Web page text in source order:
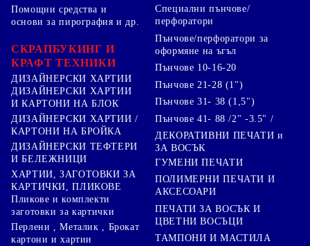
Помощни средства и
основи за пирография и др.
СКРАПБУКИНГ И
КРАФТ ТЕХНИКИ
ДИЗАЙНЕРСКИ ХАРТИИ
ДИЗАЙНЕРСКИ ХАРТИИ
И КАРТОНИ НА БЛОК
ДИЗАЙНЕРСКИ ХАРТИИ /
КАРТОНИ НА БРОЙКА
ДИЗАЙНЕРСКИ ТЕФТЕРИ
И БЕЛЕЖНИЦИ
ХАРТИИ, ЗАГОТОВКИ ЗА
КАРТИЧКИ, ПЛИКОВЕ
Пликове и комплекти
заготовки за картички
Перлени , Металик , Брокат
картони и хартии
Специални пънчове/
перфоратори
Пънчове/перфоратори за
оформяне на ъгъл
Пънчове 10-16-20
Пънчове 21-28 (1")
Пънчове 31- 38 (1,5")
Пънчове 41- 88 /2" -3.5" /
ДЕКОРАТИВНИ ПЕЧАТИ и
ЗА ВОСЪК
ГУМЕНИ ПЕЧАТИ
ПОЛИМЕРНИ ПЕЧАТИ И
АКСЕСОАРИ
ПЕЧАТИ ЗА ВОСЪК И
ЦВЕТНИ ВОСЪЦИ
ТАМПОНИ И МАСТИЛА